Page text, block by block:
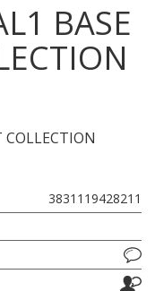
BASE
COLLECTION
3831119428211